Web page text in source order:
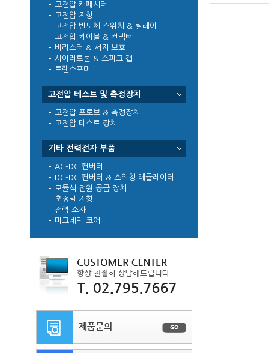
고전압 캐패시터
고전압 저항
고전압 반도체 스위치 & 릴레이
고전압 케이블 & 컨넥터
바리스터 & 서지 보호
사이러트론 & 스파크 갭
트랜스포머
고전압 테스트 및 측정장치
고전압 프로브 & 측정장치
고전압 테스트 장치
기타 전력전자 부품
AC-DC 컨버터
DC-DC 컨버터 & 스위칭 레귤레이터
모듈식 전원 공급 장치
초정밀 저항
전력 소자
마그네틱 코어